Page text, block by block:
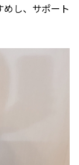
し、サポート